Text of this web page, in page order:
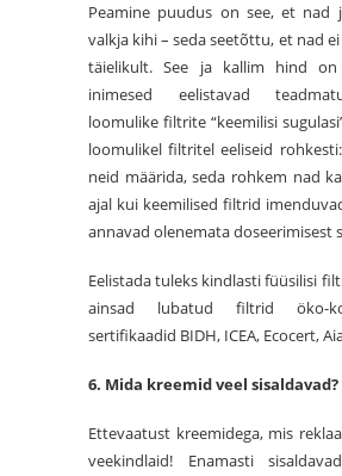
Peamine puudus on see, et nad
valkja kihi – seda seetõttu, et nad
täielikult. See ja kallim hind
inimesed eelistavad
loomulike filtrite “keemilisi
loomulikel filtritel eeliseid
neid määrida, seda rohkem nad
ajal kui keemilised filtrid
annavad olenemata doseerimisest
Eelistadatuleks kindlastifüüsilisi
ainsad lubatud filtrid öko-
sertifikaadid BIDH, ICEA, Ecocert,
6. Mida kreemid veel sisaldavad?
Ettevaatust kreemidega, mis
veekindlaid! Enamasti